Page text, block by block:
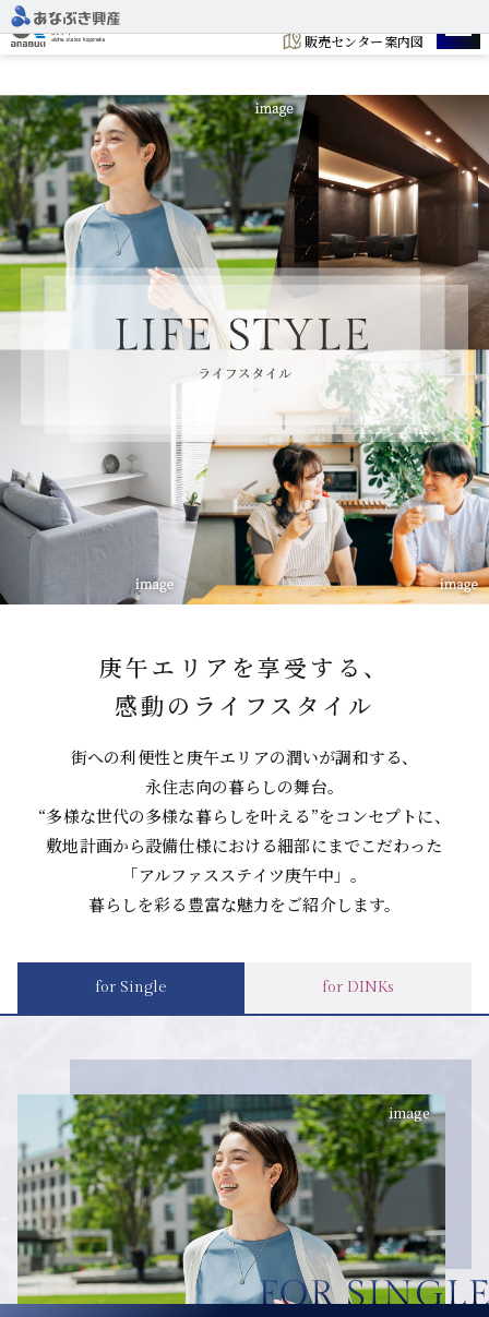
販売センター案内図
庚午エリアを享受する、
感動のライフスタイル
街への利便性と庚午エリアの潤いが調和する、
永住志向の暮らしの舞台。
“多様な世代の多様な暮らしを叶える”をコンセプトに、
敷地計画から設備仕様における細部にまでこだわった
「アルファスステイツ庚午中」。
暮らしを彩る豊富な魅力をご紹介します。
for Single for DINKs
image